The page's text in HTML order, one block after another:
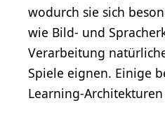
wodurch sie sich
wie Bild- und
Verarbeitung
Spiele eignen. Einige
Learning-